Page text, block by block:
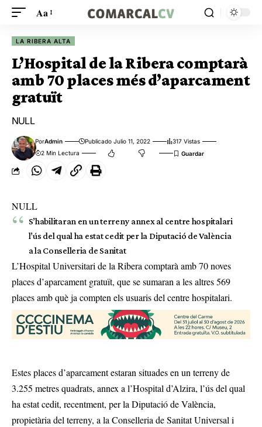
Aa
LA RIBERA ALTA
L’Hospital de la Ribera comptarà
amb 70 places més d’aparcament
gratuït
NULL
PorAdmin Publicado Julio 11, 2022
317 Vistas
2 Min Lectura
NULL
S’habilitaran en un terreny annex al centre hospitalari
l’ús del qual ha estat cedit per la Diputació de València
a la Conselleria de Sanitat
L’Hospital Universitari de la Ribera comptarà amb 70 noves
places d’aparcament gratuït, que se sumaran a les altres 569
places amb què ja compten els usuaris del centre hospitalari.
Estes places d’aparcament estaran situades en un terreny de
3.255 metres quadrats, annex a l’Hospital d’Alzira, l’ús del qual
ha estat cedit, recentment, per la Diputació de València,
propietària del terreny, a la Conselleria de Sanitat Universal i